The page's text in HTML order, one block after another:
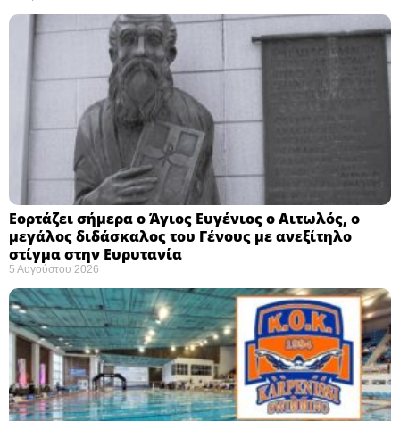
Εορτάζει σήμερα ο Άγιος Ευγένιος ο Αιτωλός, ο
μεγάλος διδάσκαλος του Γένους με ανεξίτηλο
στίγμα στην Ευρυτανία
5 Αυγούστου 2026